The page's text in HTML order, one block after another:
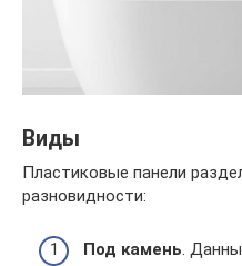
Виды
Пластиковые панели
разновидности:
Под камень.